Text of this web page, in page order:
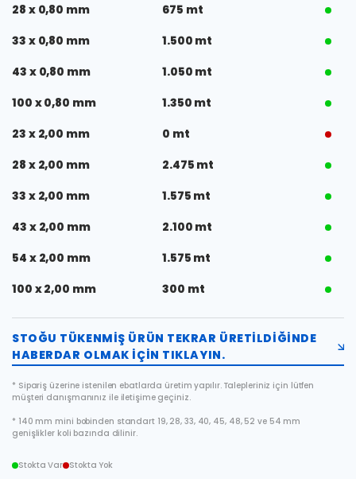
28 x 0,80 mm
675 mt
33 x 0,80 mm
1.500 mt
43 x 0,80 mm
1.050 mt
100 x 0,80 mm
1.350 mt
23 x 2,00 mm
0 mt
28 x 2,00 mm
2.475 mt
33 x 2,00 mm
1.575 mt
43 x 2,00 mm
2.100 mt
54 x 2,00 mm
1.575 mt
100 x 2,00 mm
300 mt
STOĞU TÜKENMIŞ ÜRÜN TEKRAR ÜRETILDIĞINDE
HABERDAR OLMAK IÇIN TIKLAYIN.
* Sipariş üzerine istenilen ebatlarda üretim yapılır. Talepleriniz için lütfen
müşteri danışmanınız ile iletişime geçiniz.
* 140 mm mini bobinden standart 19, 28, 33, 40, 45, 48, 52 ve 54 mm
genişlikler koli bazında dilinir.
Stokta Var
Stokta Yok